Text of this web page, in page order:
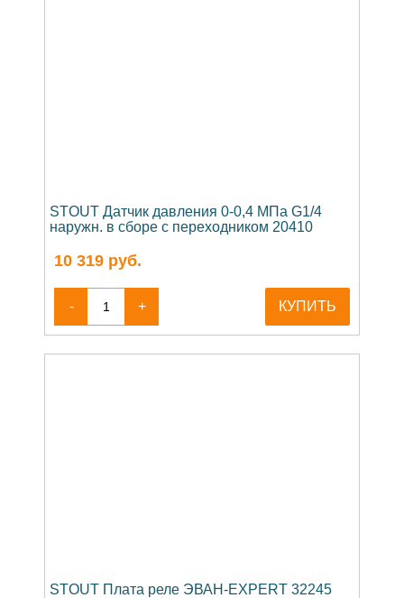
STOUT Датчик давления 0-0,4 МПа G1/4
наружн. в сборе с переходником 20410
10 319 руб.
- + КУПИТЬ
STOUT Плата реле ЭВАН-EXPERT 32245